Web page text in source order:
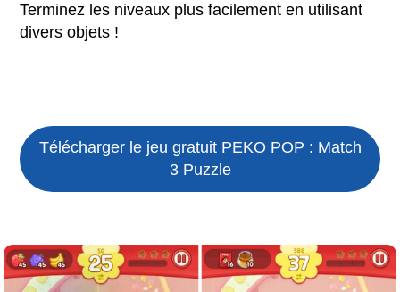
Terminez les niveaux plus facilement en utilisant
divers objets !
Télécharger le jeu gratuit PEKO POP : Match
3 Puzzle